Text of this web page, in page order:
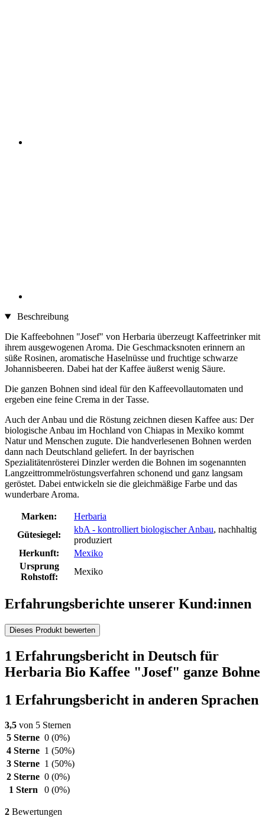
Beschreibung
Die Kaffeebohnen "Josef" von Herbaria überzeugt Kaffeetrinker mit
ihrem ausgewogenen Aroma. Die Geschmacksnoten erinnern an
süße Rosinen, aromatische Haselnüsse und fruchtige schwarze
Johannisbeeren. Dabei hat der Kaffee äußerst wenig Säure.
Die ganzen Bohnen sind ideal für den Kaffeevollautomaten und
ergeben eine feine Crema in der Tasse.
Auch der Anbau und die Röstung zeichnen diesen Kaffee aus: Der
biologische Anbau im Hochland von Chiapas in Mexiko kommt
Natur und Menschen zugute. Die handverlesenen Bohnen werden
dann nach Deutschland geliefert. In der bayrischen
Spezialitätenrösterei Dinzler werden die Bohnen im sogenannten
Langzeittrommelröstungsverfahren schonend und ganz langsam
geröstet. Dabei entwickeln sie die gleichmäßige Farbe und das
wunderbare Aroma.
Marken:
Herbaria
Gütesiegel:
kbA - kontrolliert biologischer Anbau, nachhaltig
produziert
Herkunft:
Mexiko
Ursprung
Rohstoff:
Mexiko
Erfahrungsberichte unserer Kund:innen
Dieses Produkt bewerten
1 Erfahrungsbericht in Deutsch für
Herbaria Bio Kaffee "Josef" ganze Bohne
1 Erfahrungsbericht in anderen Sprachen
3,5 von 5 Sternen
5 Sterne 0 (0%)
4 Sterne 1 (50%)
3 Sterne 1 (50%)
2 Sterne 0 (0%)
1 Stern
0 (0%)
2 Bewertungen